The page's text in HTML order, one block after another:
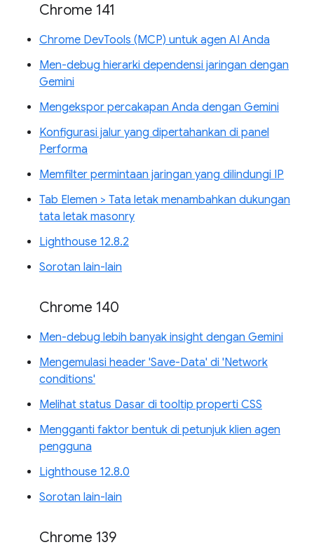
Chrome 141
Chrome DevTools (MCP) untuk agen AI Anda
Men-debug hierarki dependensi jaringan dengan
Gemini
Mengekspor percakapan Anda dengan Gemini
Konfigurasi jalur yang dipertahankan di panel
Performa
Memfilter permintaan jaringan yang dilindungi IP
Tab Elemen > Tata letak menambahkan dukungan
tata letak masonry
Lighthouse 12.8.2
Sorotan lain-lain
Chrome 140
Men-debug lebih banyak insight dengan Gemini
Mengemulasi header 'Save-Data' di 'Network
conditions'
Melihat status Dasar di tooltip properti CSS
Mengganti faktor bentuk di petunjuk klien agen
pengguna
Lighthouse 12.8.0
Sorotan lain-lain
Chrome 139